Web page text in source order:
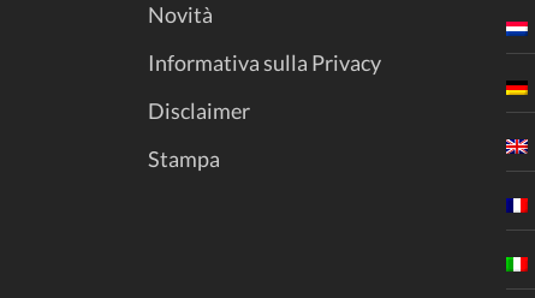
Novità
Informativa sulla Privacy
Disclaimer
Stampa